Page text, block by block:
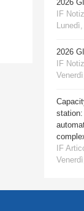
2026
IF
2026
IF
IF